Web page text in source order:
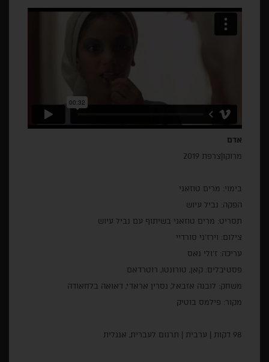
אדם
מרוקו|צרפת 2019
בימוי: מרים טוזאני
הפקה: נביל עיוש
תסריט: מרים טוזאני בשיתוף עם נביל עיוש
צילום: וירז'ני סורדיי
עריכה: ז'ולי נאס
פסטיבלים: קאן, טורונטו, רוטרדאם
משחק: לובנה אזבאל, נסרין אראדי, דאואה בלחאודה
מקור: פילמס בוטיק
98 דקות | ערבית | תרגום לעברית, אנגלית